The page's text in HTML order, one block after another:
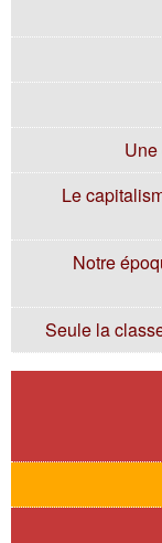
Le
Notre
Seule la